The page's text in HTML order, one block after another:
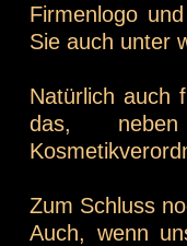
Firmenlogo
Sie auch unter
Natürlich auch
das,
Zum Schluss
Auch, wenn